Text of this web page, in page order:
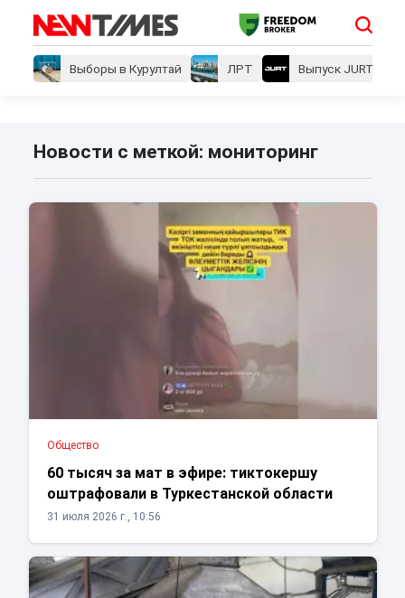
Выборы в Курултай ЛРТ Выпуск JURT
Новости с меткой: мониторинг
Общество
60 тысяч за мат в эфире: тиктокершу
оштрафовали в Туркестанской области
31 июля 2026 г., 10:56